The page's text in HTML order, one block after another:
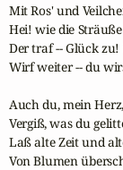
Mit Ros' und
Hei! wie die
Der traf -- Glück
Wirf weiter -- du
Auch du, mein
Vergiß, was du
Laß alte Zeit und
Von Blumen